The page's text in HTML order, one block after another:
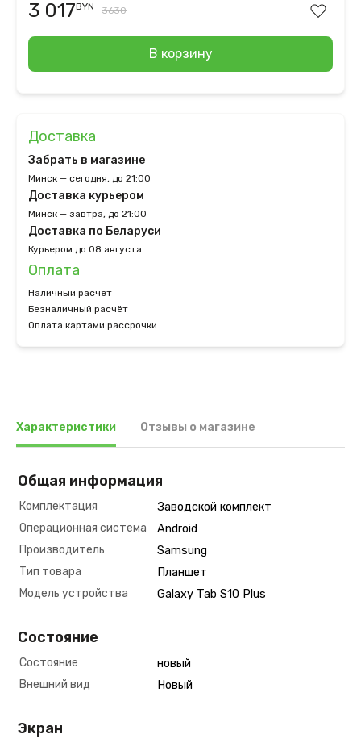
3 017BYN 3630
В корзину
Доставка
Забрать в магазине
Минск — сегодня, до 21:00
Доставка курьером
Минск — завтра, до 21:00
Доставка по Беларуси
Курьером до 08 августа
Оплата
Наличный расчёт
Безналичный расчёт
Оплата картами рассрочки
Характеристики Отзывы о магазине
Общая информация
Комплектация
Заводской комплект
Операционная система
Android
Производитель
Samsung
Тип товара
Планшет
Модель устройства
Galaxy Tab S10 Plus
Состояние
Состояние
новый
Внешний вид
Новый
Экран